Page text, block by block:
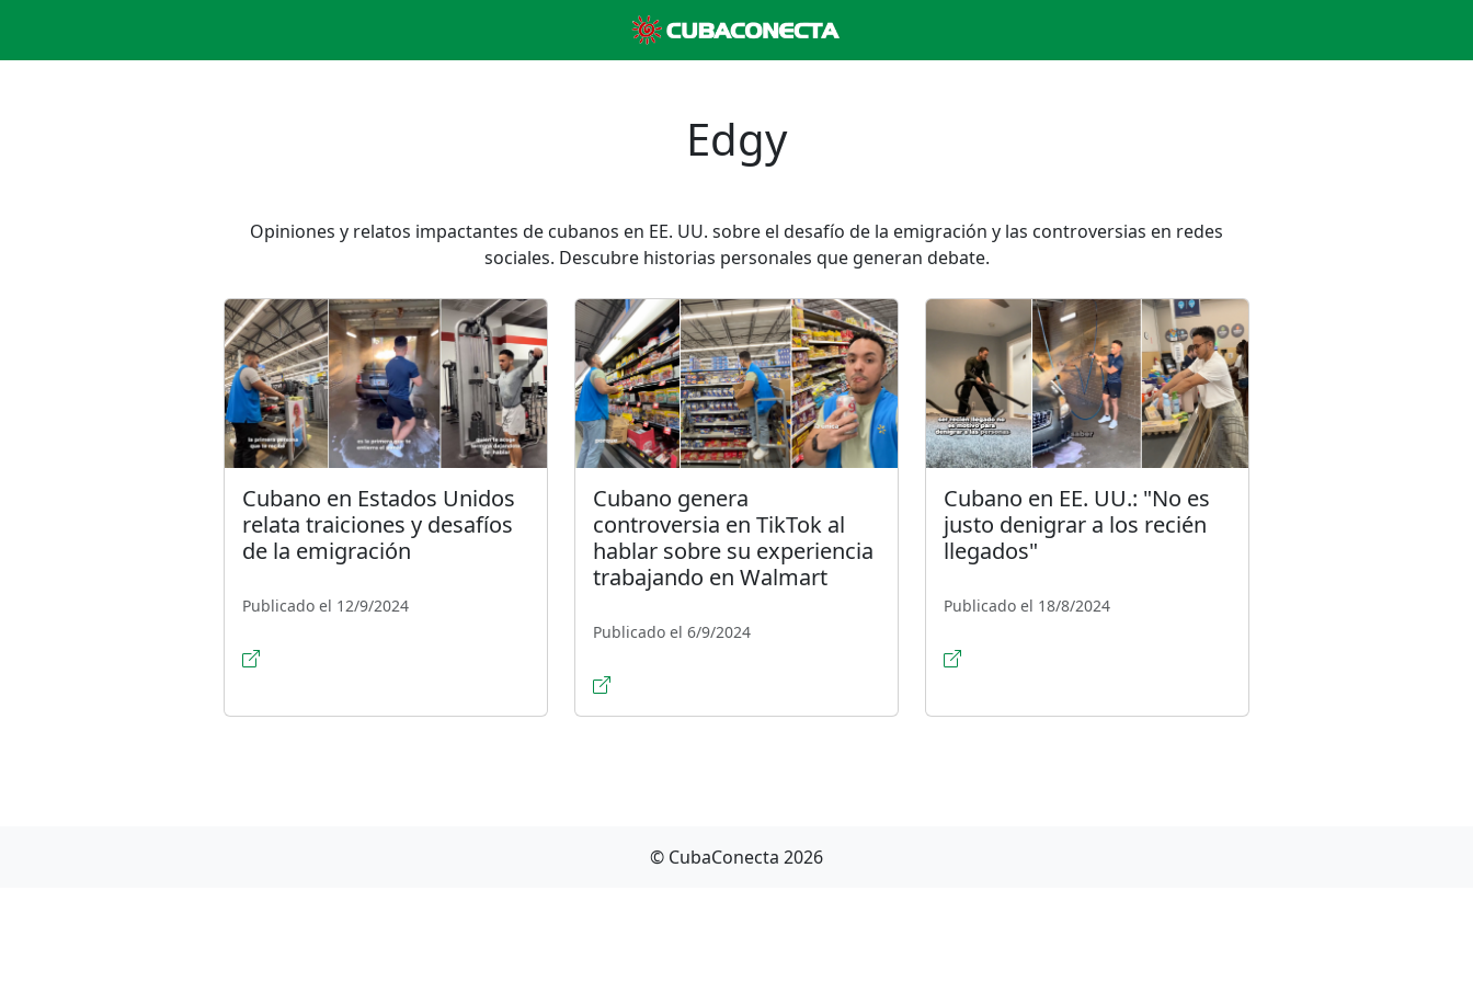
Edgy
Opiniones y relatos impactantes de cubanos en EE. UU. sobre el desafío de la emigración y las controversias en redes
sociales. Descubre historias personales que generan debate.
Cubano en Estados Unidos
relata traiciones y desafíos
de la emigración
Publicado el 12/9/2024
Cubano genera
controversia en TikTok al
hablar sobre su experiencia
trabajando en Walmart
Publicado el 6/9/2024
Cubano en EE. UU.: "No es
justo denigrar a los recién
llegados"
Publicado el 18/8/2024
© CubaConecta 2026